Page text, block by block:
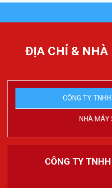
ĐỊA CHỈ & NHÀ
CÔNG TY
NHÀ MÁY
CÔNG TY